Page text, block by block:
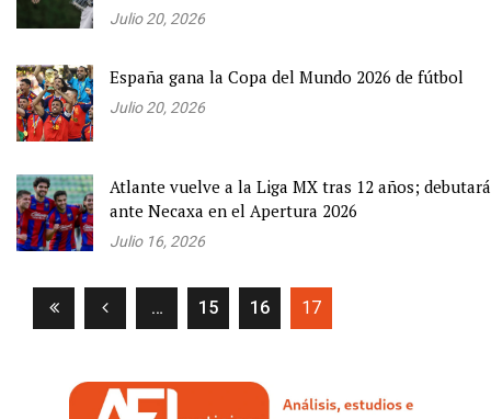
Julio 20, 2026
España gana la Copa del Mundo 2026 de fútbol
Julio 20, 2026
Atlante vuelve a la Liga MX tras 12 años; debutará
ante Necaxa en el Apertura 2026
Julio 16, 2026
… 15 16 17(current)